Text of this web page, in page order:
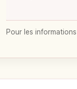
Pour les